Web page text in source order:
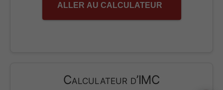
ALLER AU CALCULATEUR
Calculateur d’IMC